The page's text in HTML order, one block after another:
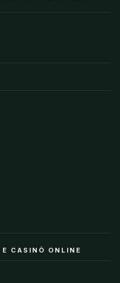
CASINÒ ONLINE